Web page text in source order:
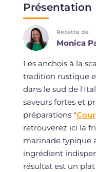
Présentation
Recette de
Monica
Les anchois à la
tradition rustique
dans le sud de
saveurs fortes et
préparations "
retrouverez ici la
marinade typique
ingrédient
résultat est un